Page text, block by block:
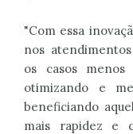
"Com essa
nos
os casos menos
otimizando e
beneficiando
mais rapidez e